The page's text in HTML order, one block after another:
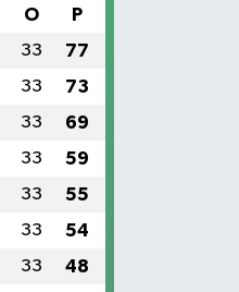
O P
33 77
33 73
33 69
33 59
33 55
33 54
33 48